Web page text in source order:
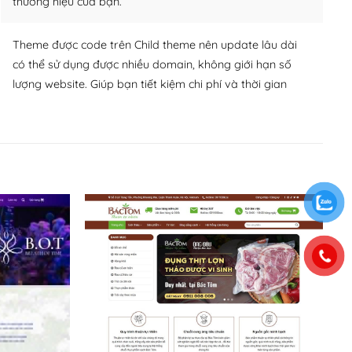
Theme được code trên Child theme nên update lâu dài
có thể sử dụng được nhiều domain, không giới hạn số
lượng website. Giúp bạn tiết kiệm chi phí và thời gian